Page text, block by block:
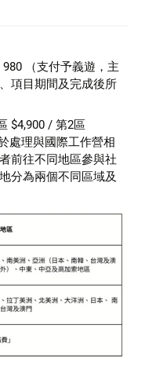
980 （支付予義遊，主
項目期間及完成後所
$4,900 / 第2區
處理與國際工作營相
前往不同地區參與社
分為兩個不同區域及